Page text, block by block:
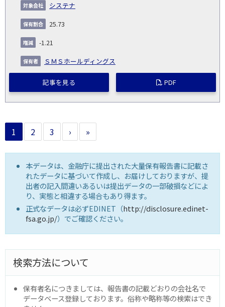
システナ
25.73
-1.21
ＳＭＳホールディングス
記事を見る PDF
1 2 3 › »
本データは、金融庁に提出された大量保有報告書に記載さ
れたデータに基づいて作成し、お届けしておりますが、提
出者の記入間違いあるいは提出データの一部破損などによ
り、実態と相違する場合もあり得ます。
正式なデータは必ずEDINET（http://disclosure.edinet-
fsa.go.jp/）でご確認ください。
検索方法について
保有者名につきましては、報告書の記載どおりの会社名で
データベース登録しております。俗称や略称等の検索はでき